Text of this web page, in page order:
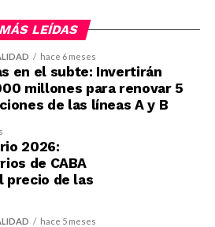
MÁS LEÍDAS
hace 6 meses
en el subte: Invertirán
millones para renovar 5
de las líneas A y B
2026:
de CABA
precio de las
hace 5 meses